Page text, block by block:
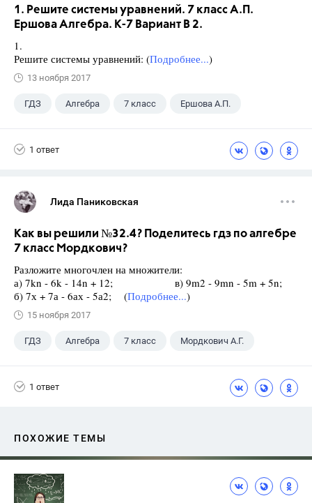
1. Решите системы уравнений. 7 класс А.П.
Ершова Алгебра. К-7 Вариант В 2.
1.
Решите системы уравнений: (Подробнее...)
13 ноября 2017
ГДЗ Алгебра 7 класс Ершова А.П.
1 ответ
Лида Паниковская
Как вы решили №32.4? Поделитесь гдз по алгебре
7 класс Мордкович?
Разложите многочлен на множители:
а) 7kn - 6k - 14n + 12; в) 9m2 - 9mn - 5m + 5n;
б) 7х + 7а - 6ах - 5а2; (Подробнее...)
15 ноября 2017
ГДЗ Алгебра 7 класс Мордкович А.Г.
1 ответ
ПОХОЖИЕ ТЕМЫ